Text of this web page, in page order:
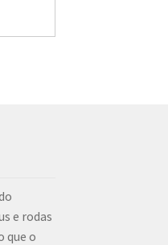
e rodas
que o